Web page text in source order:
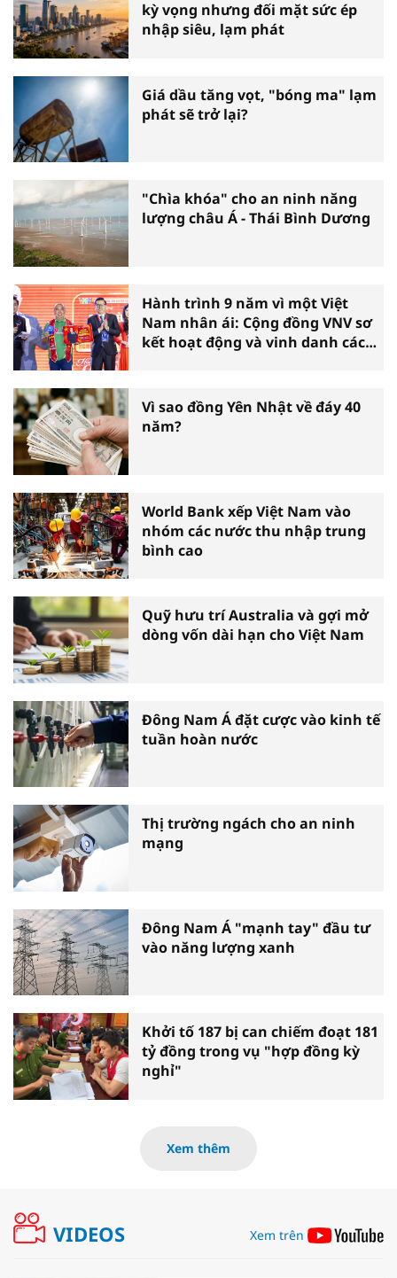
kỳ vọng nhưng đối mặt sức ép
nhập siêu, lạm phát
Giá dầu tăng vọt, "bóng ma" lạm
phát sẽ trở lại?
"Chìa khóa" cho an ninh năng
lượng châu Á - Thái Bình Dương
Hành trình 9 năm vì một Việt
Nam nhân ái: Cộng đồng VNV sơ
kết hoạt động và vinh danh các
Vì sao đồng Yên Nhật về đáy 40
năm?
World Bank xếp Việt Nam vào
nhóm các nước thu nhập trung
bình cao
Quỹ hưu trí Australia và gợi mở
dòng vốn dài hạn cho Việt Nam
Đông Nam Á đặt cược vào kinh tế
tuần hoàn nước
Thị trường ngách cho an ninh
mạng
Đông Nam Á "mạnh tay" đầu tư
vào năng lượng xanh
Khởi tố 187 bị can chiếm đoạt 181
tỷ đồng trong vụ "hợp đồng kỳ
nghỉ"
Xem thêm
VIDEOS Xem trên